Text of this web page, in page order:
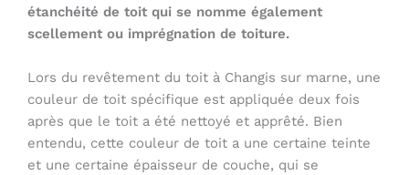
étanchéité de toit qui se nomme également
scellement ou imprégnation de toiture.
Lors du revêtement du toit à Changis sur marne, une
couleur de toit spécifique est appliquée deux fois
après que le toit a été nettoyé et apprêté. Bien
entendu, cette couleur de toit a une certaine teinte
et une certaine épaisseur de couche, qui se